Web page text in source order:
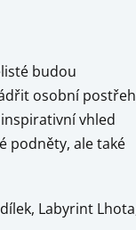
budou
osobní
vhled
podněty, ale také
Labyrint